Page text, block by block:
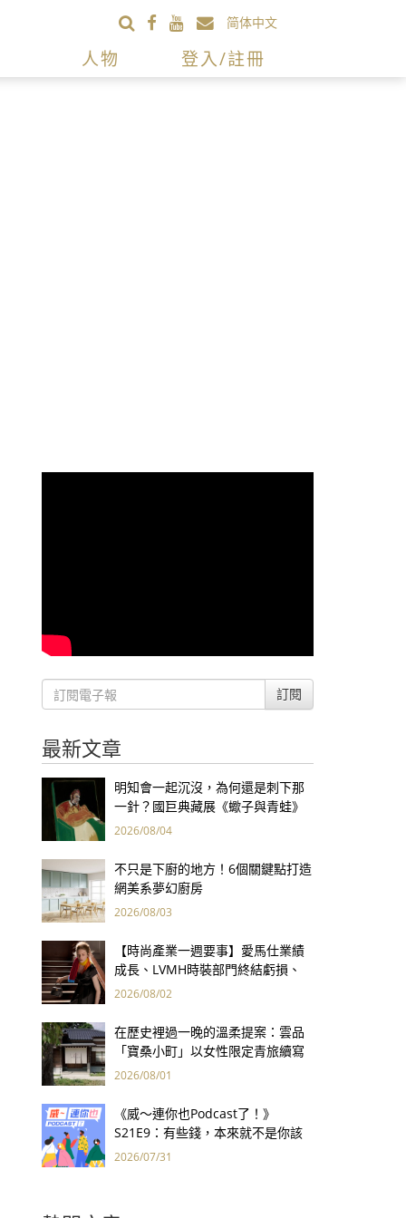
简体中文
人物 登入/註冊
訂閱
最新文章
明知會一起沉沒，為何還是刺下那
一針？國巨典藏展《蠍子與青蛙》
用66件名作拷問人性
2026/08/04
不只是下廚的地方！6個關鍵點打造
網美系夢幻廚房
2026/08/03
【時尚產業一週要事】愛馬仕業績
成長、LVMH時裝部門終結虧損、
Kering轉型策略初現成效、Prada
2026/08/02
在歷史裡過一晚的溫柔提案：雲品
「寶桑小町」以女性限定青旅續寫
台東老屋記憶
2026/08/01
《威～連你也Podcast了！》
S21E9：有些錢，本來就不是你該
賺的——讀《一個投機者的告白》
2026/07/31